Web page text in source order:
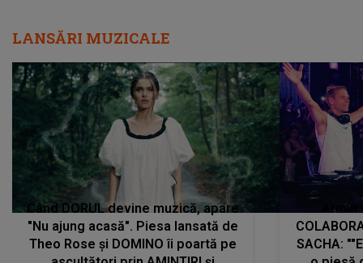
LANSĂRI MUZICALE
Când DORUL devine muzică, apare
"Nu ajung acasă". Piesa lansată de
Theo Rose și DOMINO îi poartă pe
SACHA: